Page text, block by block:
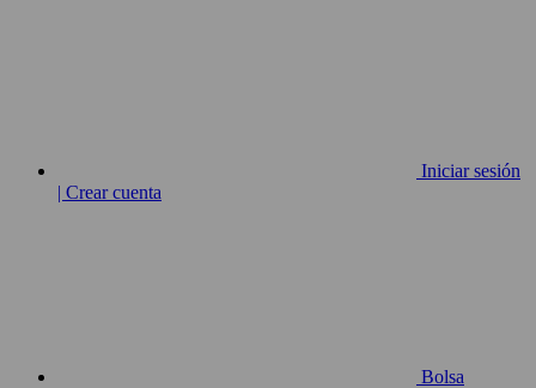
Iniciar sesión
| Crear cuenta
Bolsa